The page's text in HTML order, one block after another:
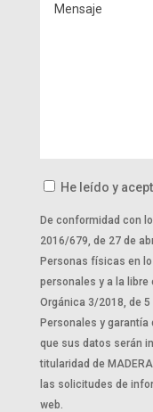
He leído y
De conformidad con
2016/679, de 27 de
Personas físicas en
personales y a la
Orgánica 3/2018, de
Personales y
que sus datos serán
titularidad de
las solicitudes de
web.